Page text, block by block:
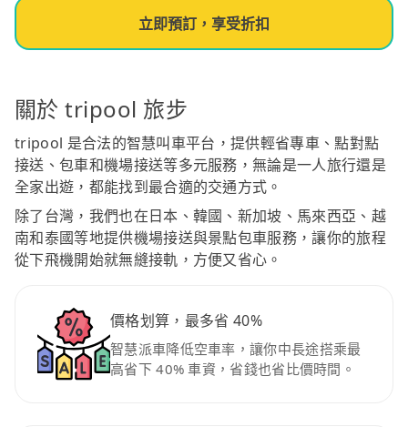
立即預訂，享受折扣
關於 tripool 旅步
tripool 是合法的智慧叫車平台，提供輕省專車、點對點
接送、包車和機場接送等多元服務，無論是一人旅行還是
全家出遊，都能找到最合適的交通方式。
除了台灣，我們也在日本、韓國、新加坡、馬來西亞、越
南和泰國等地提供機場接送與景點包車服務，讓你的旅程
從下飛機開始就無縫接軌，方便又省心。
價格划算，最多省 40%
智慧派車降低空車率，讓你中長途搭乘最
高省下 40% 車資，省錢也省比價時間。